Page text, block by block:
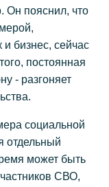
Он пояснил, что
бизнес, сейчас
постоянная
- разгоняет
социальной
отдельный
может быть
СВО,